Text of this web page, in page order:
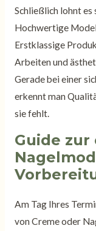
Schließlich lohnt es
Hochwertige
Erstklassige
Arbeiten und
Gerade bei einer
erkennt man
sie fehlt.
Guide zur
Am Tag Ihres
von Creme oder